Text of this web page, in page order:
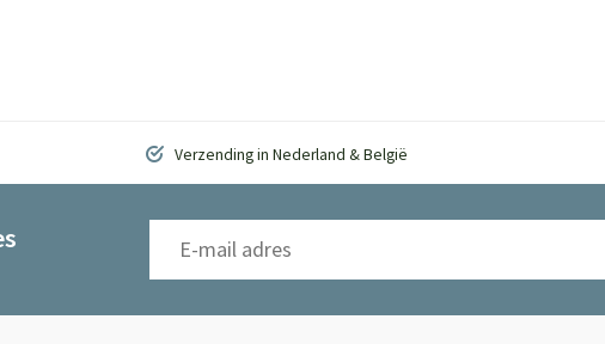
Verzending in Nederland & België